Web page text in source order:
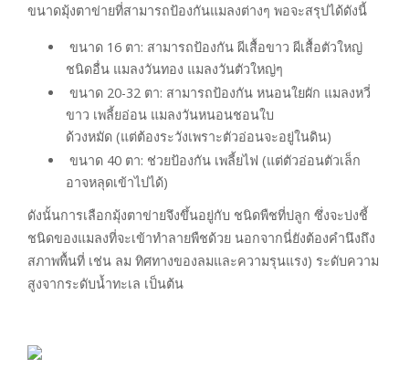
ขนาดมุ้งตาข่ายที่สามารถป้องกันแมลงต่างๆ พอจะสรุปได้ดังนี้
ขนาด 16 ตา: สามารถป้องกัน ผีเสื้อขาว ผีเสื้อตัวใหญ่
ชนิดอื่น แมลงวันทอง แมลงวันตัวใหญ่ๆ
ขนาด 20-32 ตา: สามารถป้องกัน หนอนใยผัก แมลงหวี่
ขาว เพลี้ยอ่อน แมลงวันหนอนชอนใบ
ด้วงหมัด (แต่ต้องระวังเพราะตัวอ่อนจะอยู่ในดิน)
ขนาด 40 ตา: ช่วยป้องกัน เพลี้ยไฟ (แต่ตัวอ่อนตัวเล็ก
อาจหลุดเข้าไปได้)
ดังนั้นการเลือกมุ้งตาข่ายจึงขึ้นอยู่กับ ชนิดพืชที่ปลูก ซึ่งจะบ่งชี้
ชนิดของแมลงที่จะเข้าทำลายพืชด้วย นอกจากนี่ยังต้องคำนึงถึง
สภาพพื้นที่ เช่น ลม ทิศทางของลมและความรุนแรง) ระดับความ
สูงจากระดับน้ำทะเล เป็นต้น